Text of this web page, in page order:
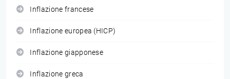
Inflazione francese
Inflazione europea (HICP)
Inflazione giapponese
Inflazione greca